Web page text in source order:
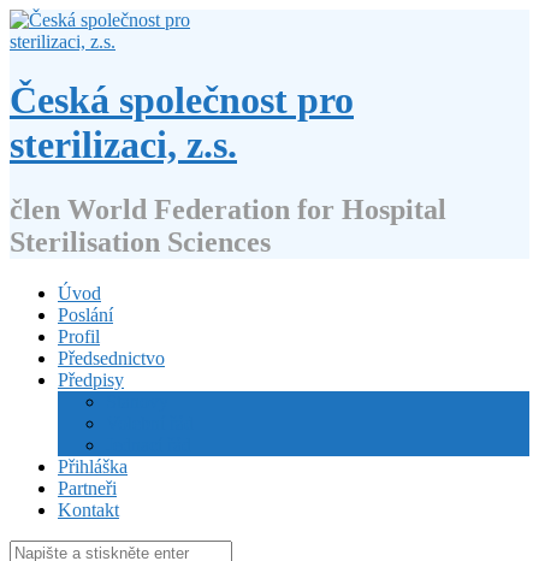
Přejít
k
webu
Česká společnost pro
sterilizaci, z.s.
člen World Federation for Hospital
Sterilisation Sciences
Úvod
Poslání
Profil
Předsednictvo
Předpisy
Přihláška
Partneři
Kontakt
Hledat: